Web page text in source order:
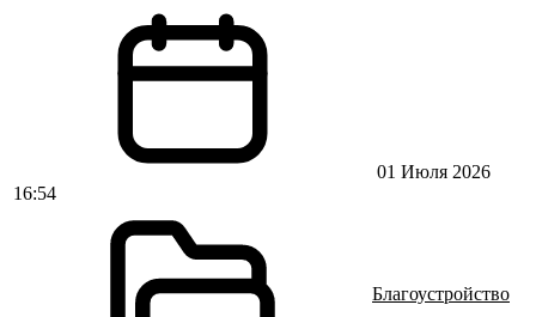
01 Июля 2026
16:54
Благоустройство